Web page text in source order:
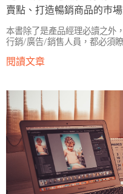
賣點、打造暢銷商品的巿
本書除了是產品經理必讀之外
行銷/廣告/銷售人員，都必須
閱讀文章